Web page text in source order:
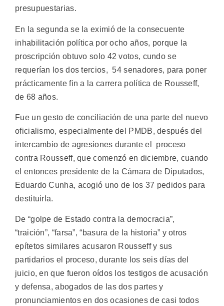
presupuestarias.
En la segunda se la eximió de la consecuente
inhabilitación política por ocho años, porque la
proscripción obtuvo solo 42 votos, cundo se
requerían los dos tercios, 54 senadores, para poner
prácticamente fin a la carrera política de Rousseff,
de 68 años.
Fue un gesto de conciliación de una parte del nuevo
oficialismo, especialmente del PMDB, después del
intercambio de agresiones durante el proceso
contra Rousseff, que comenzó en diciembre, cuando
el entonces presidente de la Cámara de Diputados,
Eduardo Cunha, acogió uno de los 37 pedidos para
destituirla.
De “golpe de Estado contra la democracia”,
“traición”, “farsa”, “basura de la historia” y otros
epítetos similares acusaron Rousseff y sus
partidarios el proceso, durante los seis días del
juicio, en que fueron oídos los testigos de acusación
y defensa, abogados de las dos partes y
pronunciamientos en dos ocasiones de casi todos